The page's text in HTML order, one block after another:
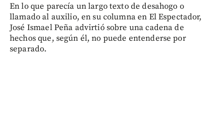
En lo que parecía un largo texto de desahogo o
llamado al auxilio, en su columna en El Espectador,
José Ismael Peña advirtió sobre una cadena de
hechos que, según él, no puede entenderse por
separado.